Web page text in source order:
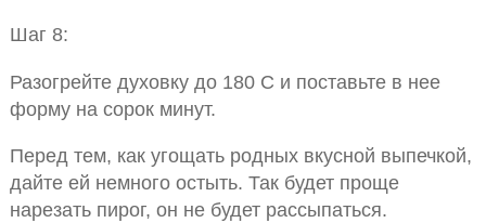
Шаг 8:
Разогрейте духовку до 180 С и поставьте в нее
форму на сорок минут.
Перед тем, как угощать родных вкусной выпечкой,
дайте ей немного остыть. Так будет проще
нарезать пирог, он не будет рассыпаться.